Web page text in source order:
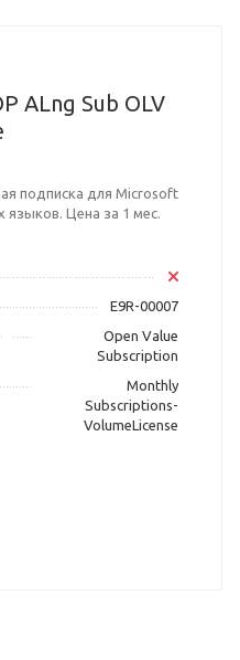
ALng Sub OLV
подписка для Microsoft
языков. Цена за 1 мес.
E9R-00007
Open Value
Subscription
Monthly
Subscriptions-
VolumeLicense